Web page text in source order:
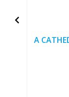
A